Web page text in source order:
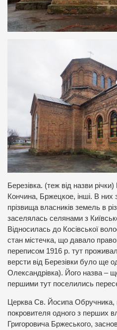
Березівка. (теж від назви
Кончина, Бржецкое, інші. В них
прізвища власників земель в
заселялась селянами з
Відносилась до Косівської
стан містечка, що давало
переписом 1916 р. тут
версти від Березівки було ще
Олександрівка). Його назва –
першими тут поселились
Церква Св. Йосипа Обручника,
покровителя одного з перших
Григоровича Бржеського,